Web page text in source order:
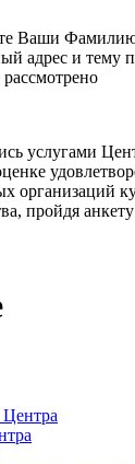
Ваши
адрес и тему
услугами
организаций
пройдя
Центра